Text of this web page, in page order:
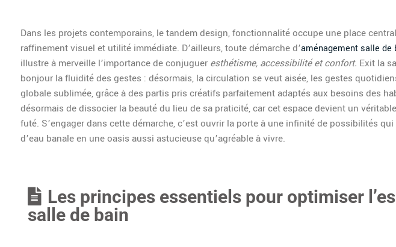
Dans les projets contemporains, le tandem design, fonctionnalité occupe une place
raffinement visuel et utilité immédiate. D’ailleurs, toute démarche d’aménagement salle de
illustre à merveille l’importance de conjuguer esthétisme, accessibilité et confort. Exit la
bonjour la fluidité des gestes : désormais, la circulation se veut aisée, les gestes
globale sublimée, grâce à des partis pris créatifs parfaitement adaptés aux besoins des
désormais de dissocier la beauté du lieu de sa praticité, car cet espace devient un
futé. S’engager dans cette démarche, c’est ouvrir la porte à une infinité de possibilités
d’eau banale en une oasis aussi astucieuse qu’agréable à vivre.
Les principes essentiels pour optimiser
salle de bain